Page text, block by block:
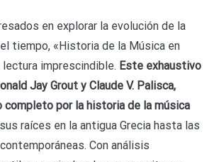
en explorar la evolución de la
tiempo, «Historia de la Música en
imprescindible. Este exhaustivo
Jay Grout y Claude V. Palisca,
completo por la historia de la música
raíces en la antigua Grecia hasta las
Con análisis